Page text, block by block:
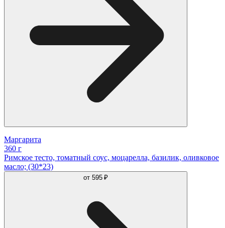
Маргарита
360 г
Римское тесто, томатный соус, моцарелла, базилик, оливковое
масло; (30*23)
от 595 ₽